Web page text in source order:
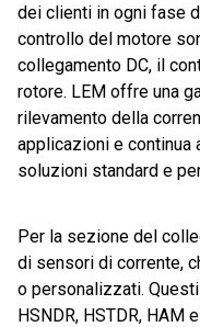
dei clienti in ogni fase
controllo del motore
collegamento DC, il
rotore. LEM offre una
rilevamento della
applicazioni e continua
soluzioni standard e
Per la sezione del
di sensori di corrente,
o personalizzati.
HSNDR, HSTDR, HAM